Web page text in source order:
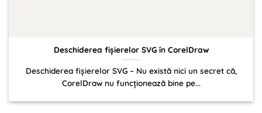
Deschiderea fișierelor SVG în CorelDraw
Deschiderea fișierelor SVG – Nu există nici un secret că,
CorelDraw nu funcționează bine pe...